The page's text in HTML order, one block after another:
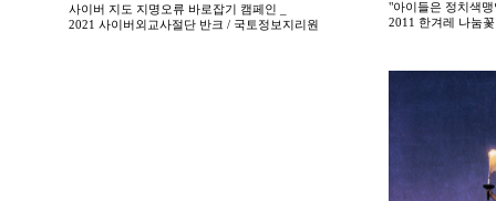
사이버 지도 지명오류 바로잡기 캠페인 _
2021 사이버외교사절단 반크 / 국토정보지리원
"아이들은 정치색
2011 한겨레 나눔